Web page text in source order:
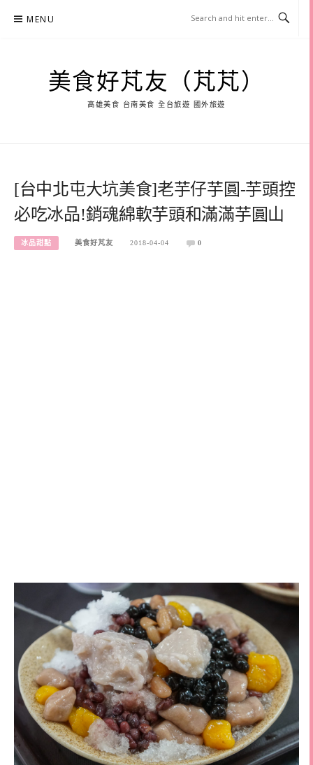
MENU
美食好芃友（芃芃）
高雄美食 台南美食 全台旅遊 國外旅遊
[台中北屯大坑美食]老芋仔芋圓-芋頭控
必吃冰品!銷魂綿軟芋頭和滿滿芋圓山
冰品甜點 美食好芃友 2018-04-04 0